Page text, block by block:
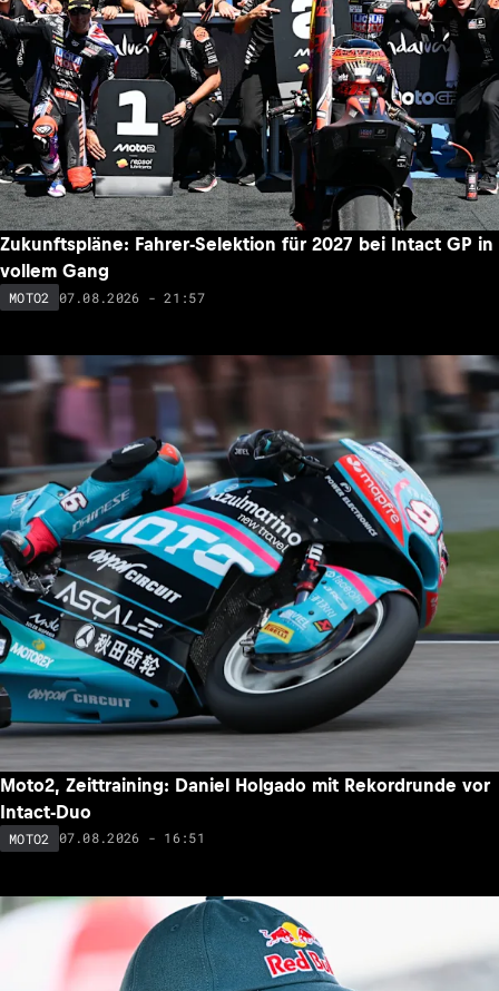
Zukunftspläne: Fahrer-Selektion für 2027 bei Intact GP in
vollem Gang
MOTO2 07.08.2026 - 21:57
Moto2, Zeittraining: Daniel Holgado mit Rekordrunde vor
Intact-Duo
MOTO2 07.08.2026 - 16:51